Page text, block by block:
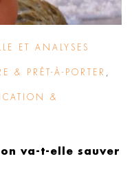
ET ANALYSES
& PRÊT-À-PORTER
&
va-t-elle sauver